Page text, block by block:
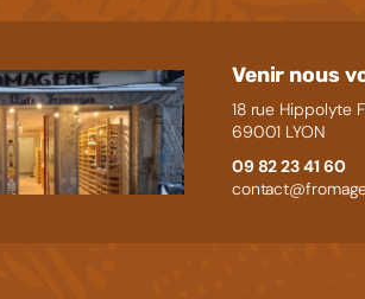
Venir nous
18 rue Hippolyte
69001 LYON
09 82 23 41 60